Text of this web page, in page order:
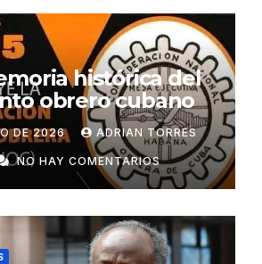
histórica del
obrero cubano
DE 2026 ADRIAN TORRES
NO HAY COMENTARIOS